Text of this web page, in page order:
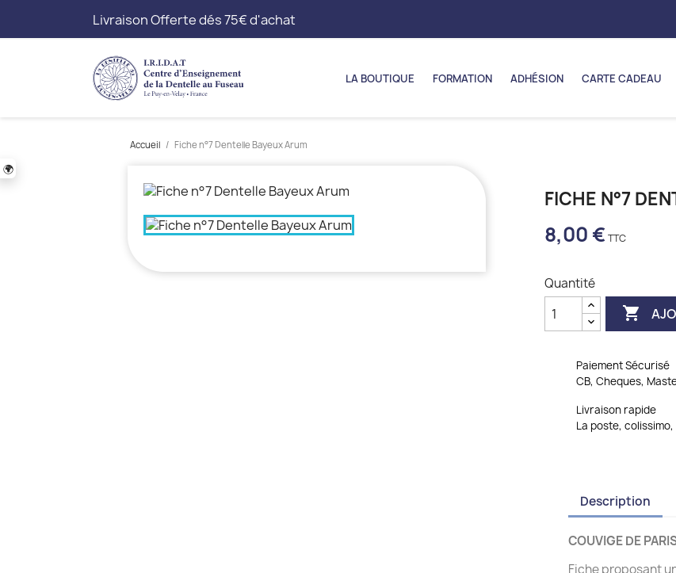
🌍
Livraison Offerte dés 75€ d'achat
LA BOUTIQUE FORMATION ADHÉSION CARTE CADEAU
Accueil Fiche n°7 Dentelle Bayeux Arum
FICHE N°7
8,00 €
Quantité

Paiement Sécurisé
CB, Cheques,
Livraison rapide
La poste,
Description
COUVIGE DE